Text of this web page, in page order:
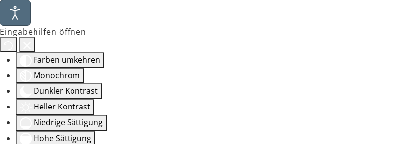
Eingabehilfen öffnen
Farben umkehren
Monochrom
Dunkler Kontrast
Heller Kontrast
Niedrige Sättigung
Hohe Sättigung